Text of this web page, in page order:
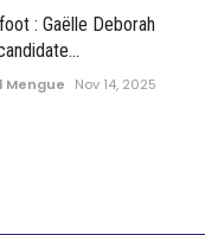
: Gaëlle Deborah
Mengue Nov 14, 2025